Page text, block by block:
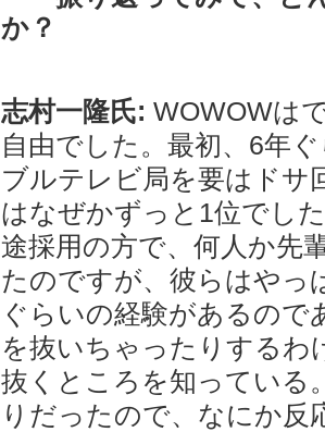
か？
志村一隆氏: WOWOWは
自由でした。最初、6年
ブルテレビ局を要はドサ
はなぜかずっと1位でし
途採用の方で、何人か先
たのですが、彼らはやっ
ぐらいの経験があるの
を抜いちゃったりするわ
抜くところを知っている
りだったので、なにか反